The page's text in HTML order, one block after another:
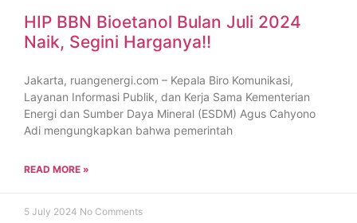
HIP BBN Bioetanol Bulan Juli 2024
Naik, Segini Harganya!!
Jakarta, ruangenergi.com – Kepala Biro Komunikasi,
Layanan Informasi Publik, dan Kerja Sama Kementerian
Energi dan Sumber Daya Mineral (ESDM) Agus Cahyono
Adi mengungkapkan bahwa pemerintah
READ MORE »
5 July 2024 No Comments